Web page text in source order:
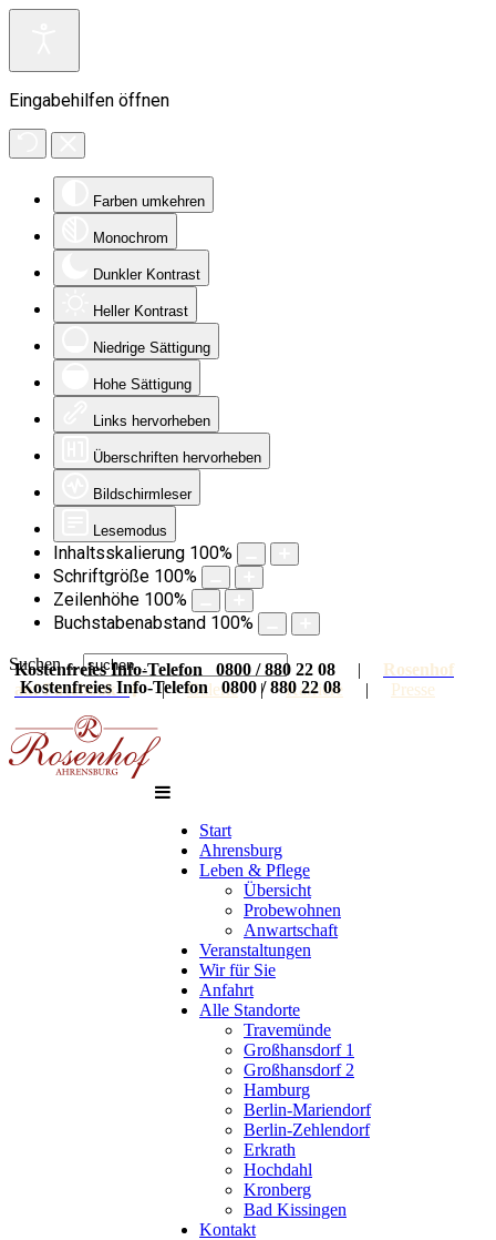
Eingabehilfen öffnen
Farben umkehren
Monochrom
Dunkler Kontrast
Heller Kontrast
Niedrige Sättigung
Hohe Sättigung
Links hervorheben
Überschriften hervorheben
Bildschirmleser
Lesemodus
Inhaltsskalierung 100%
Schriftgröße 100%
Zeilenhöhe 100%
Buchstabenabstand 100%
Suchen ...
Kostenfreies Info-Telefon 0800 / 880 22 08 | Rosenhof
auf Facebook
|Galerie|Karriere | Presse
Kostenfreies Info-Telefon 0800 / 880 22 08
Start
Ahrensburg
Leben & Pflege
Übersicht
Probewohnen
Anwartschaft
Veranstaltungen
Wir für Sie
Anfahrt
Alle Standorte
Travemünde
Großhansdorf 1
Großhansdorf 2
Hamburg
Berlin-Mariendorf
Berlin-Zehlendorf
Erkrath
Hochdahl
Kronberg
Bad Kissingen
Kontakt